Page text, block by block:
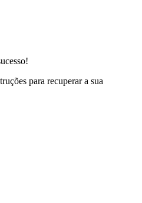
para recuperar a sua